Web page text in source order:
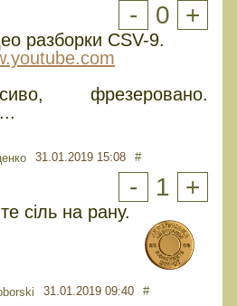
- 0 +
разборки CSV-9.
фрезеровано.
31.01.2019 15:08 #
- 1 +
сіль на рану.
31.01.2019 09:40 #